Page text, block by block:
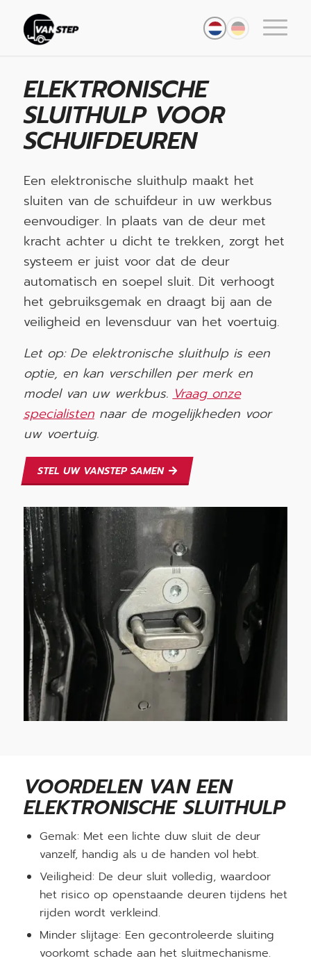
ELEKTRONISCHE
SLUITHULP VOOR
SCHUIFDEUREN
Een elektronische sluithulp maakt het
sluiten van de schuifdeur in uw werkbus
eenvoudiger. In plaats van de deur met
kracht achter u dicht te trekken, zorgt het
systeem er juist voor dat de deur
automatisch en soepel sluit. Dit verhoogt
het gebruiksgemak en draagt bij aan de
veiligheid en levensduur van het voertuig.
Let op: De elektronische sluithulp is een
optie, en kan verschillen per merk en
model van uw werkbus. Vraag onze
specialistennaar de mogelijkheden voor
uw voertuig.
STEL UW VANSTEP SAMEN
VOORDELEN VAN EEN
ELEKTRONISCHE SLUITHULP
Gemak: Met een lichte duw sluit de deur
vanzelf, handig als u de handen vol hebt.
Veiligheid: De deur sluit volledig, waardoor
het risico op openstaande deuren tijdens het
rijden wordt verkleind.
Minder slijtage: Een gecontroleerde sluiting
voorkomt schade aan het sluitmechanisme.